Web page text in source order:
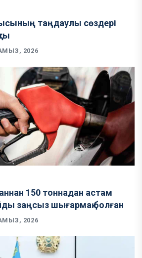
таңдаулы сөздері
2026
150 тоннадан астам
заңсыз шығармақ болған
2026